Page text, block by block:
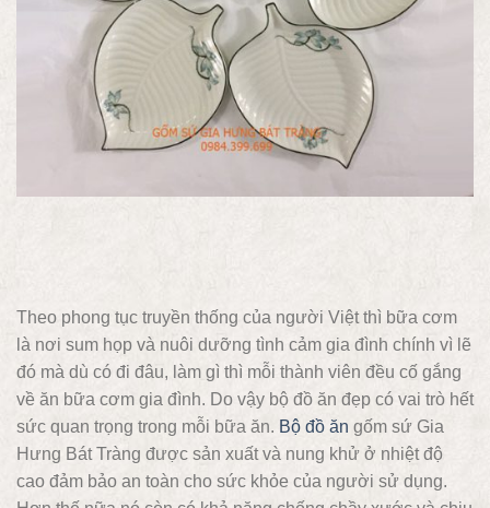
Theo phong tục truyền thống của người Việt thì bữa cơm
là nơi sum họp và nuôi dưỡng tình cảm gia đình chính vì lẽ
đó mà dù có đi đâu, làm gì thì mỗi thành viên đều cố gắng
về ăn bữa cơm gia đình. Do vậy bộ đồ ăn đẹp có vai trò hết
sức quan trọng trong mỗi bữa ăn. Bộ đồ ăn gốm sứ Gia
Hưng Bát Tràng được sản xuất và nung khử ở nhiệt độ
cao đảm bảo an toàn cho sức khỏe của người sử dụng.